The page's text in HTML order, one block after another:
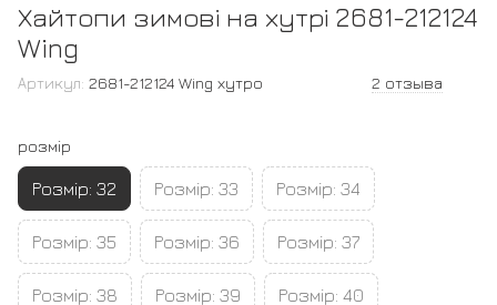
Хайтопи зимові на хутрі 2681-212124
Wing
Артикул: 2681-212124 Wing хутро 2 отзыва
розмір
Розмір: 32 Розмір: 33 Розмір: 34
Розмір: 35 Розмір: 36 Розмір: 37
Розмір: 38 Розмір: 39 Розмір: 40